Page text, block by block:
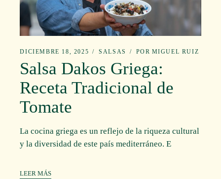
DICIEMBRE 18, 2025 SALSAS POR MIGUEL RUIZ
Salsa Dakos Griega:
Receta Tradicional de
Tomate
La cocina griega es un reflejo de la riqueza cultural
y la diversidad de este país mediterráneo. E
LEER MÁS